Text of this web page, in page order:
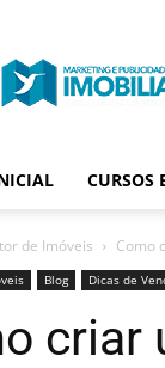
CURSOS
de Imóveis Como
Blog Dicas de
criar